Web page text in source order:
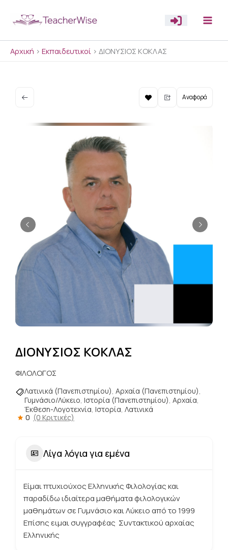
Αρχική > Εκπαιδευτικοί > ΔΙΟΝΥΣΙΟΣ ΚΟΚΛΑΣ
Αναφορά
ΔΙΟΝΥΣΙΟΣ ΚΟΚΛΑΣ
ΦΙΛΟΛΟΓΟΣ
Λατινικά (Πανεπιστημίου), Αρχαία (Πανεπιστημίου),
Γυμνάσιο/Λύκειο, Ιστορία (Πανεπιστημίου), Αρχαία,
Έκθεση-Λογοτεχνία, Ιστορία, Λατινικά
0 (0 Κριτικές)
Λίγα λόγια για εμένα
Είμαι πτυχιούχος Ελληνικής Φιλολογίας και
παραδίδω ιδιαίτερα μαθήματα φιλολογικών
μαθημάτων σε Γυμνάσιο και Λύκειο από το 1999
Επίσης ειμαι συγγραφέας Συντακτικού αρχαίας
Ελληνικής